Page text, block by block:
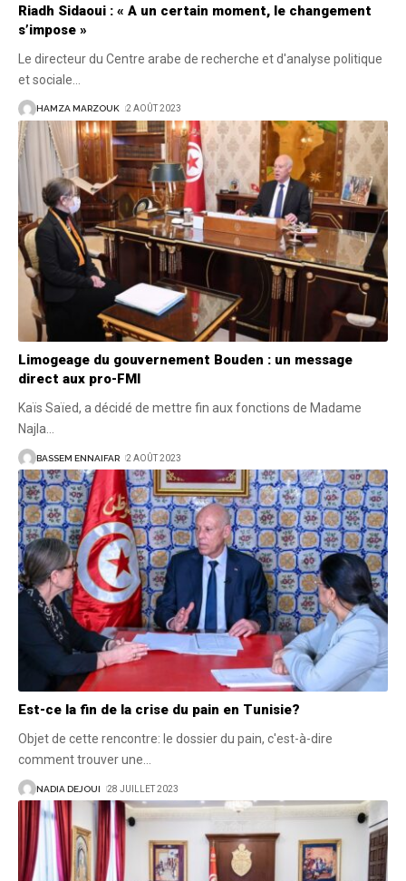
Riadh Sidaoui : « A un certain moment, le changement
s’impose »
Le directeur du Centre arabe de recherche et d'analyse politique
et sociale
HAMZA MARZOUK 2 AOÛT 2023
Limogeage du gouvernement Bouden : un message
direct aux pro-FMI
Kaïs Saïed, a décidé de mettre fin aux fonctions de Madame
Najla…
BASSEM ENNAIFAR 2 AOÛT 2023
Est-ce la fin de la crise du pain en Tunisie?
Objet de cette rencontre: le dossier du pain, c'est-à-dire
comment trouver une
NADIA DEJOUI 28 JUILLET 2023